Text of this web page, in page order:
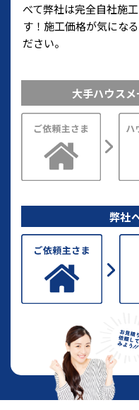
べて弊社は完全自社施
す！施工価格が気にな
ださい。
大手ハウス
弊社